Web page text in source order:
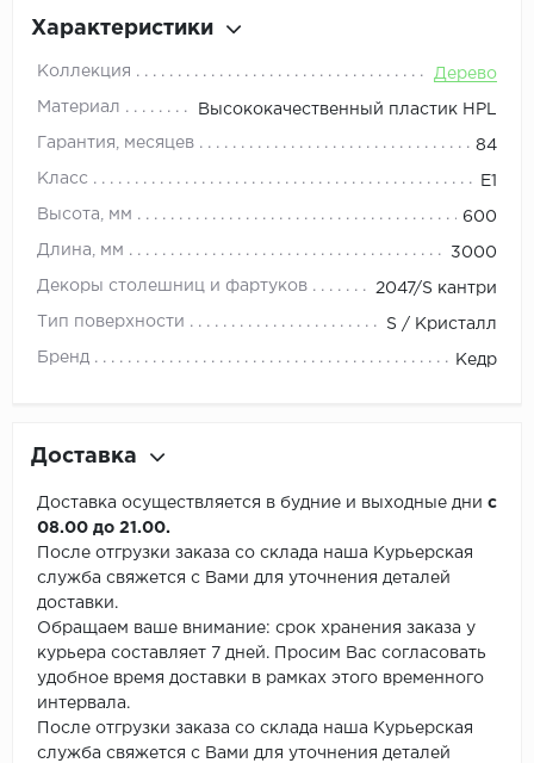
Характеристики
Коллекция Дерево
Материал Высококачественный пластик HPL
Гарантия, месяцев 84
Класс E1
Высота, мм 600
Длина, мм 3000
Декоры столешниц и фартуков 2047/S кантри
Тип поверхности S / Кристалл
Бренд Кедр
Доставка
Доставка осуществляется в будние и выходные дни с
08.00 до 21.00.
После отгрузки заказа со склада наша Курьерская
служба свяжется с Вами для уточнения деталей
доставки.
Обращаем ваше внимание: срок хранения заказа у
курьера составляет 7 дней. Просим Вас согласовать
удобное время доставки в рамках этого временного
интервала.
После отгрузки заказа со склада наша Курьерская
служба свяжется с Вами для уточнения деталей